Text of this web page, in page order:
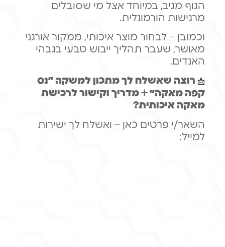
הגוף מגיב, במיוחד אצל מי שסובלים
מרגישות הורמונלית.
וכמובן – לבחור מוצר איכותי, ממקור אורגני
מאושר, שעבר תהליך ייבוש טבעי בגבהי
האנדים.
רוצה שאשלח לך מתכון למשקה ״נס
קפה מאקה״ + מדריך וקישור לרכישת
מאקה איכותית?
השאר/י פרטים כאן – ואשלח לך ישירות
למייל: